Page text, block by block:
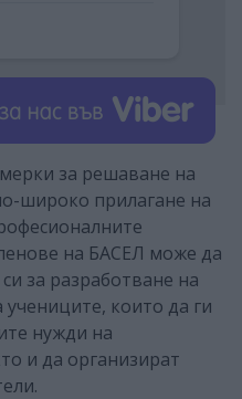
за решаване на
широко прилагане на
на БАСЕЛ може да
за разработване на
учениците, които да ги
нужди на
и да организират